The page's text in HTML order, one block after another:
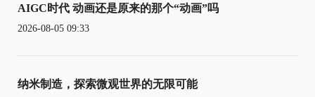
AIGC时代 动画还是原来的那个“动画”吗
2026-08-05 09:33
纳米制造，探索微观世界的无限可能